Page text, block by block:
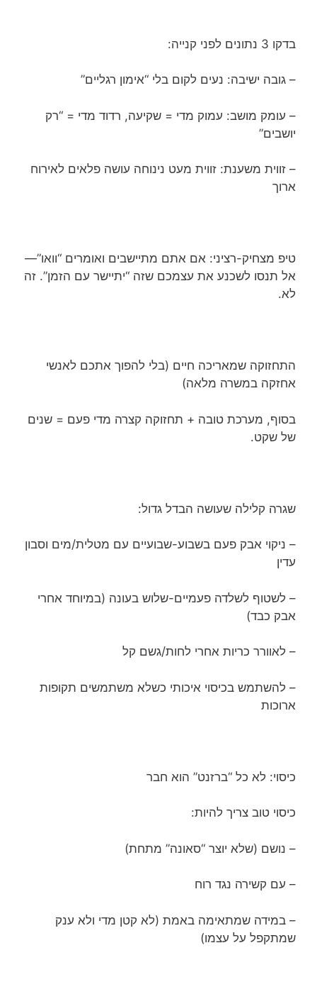
בדקו 3 נתונים לפני קנייה:
– גובה ישיבה: נעים לקום בלי “אימון רגליים”
– עומק מושב: עמוק מדי = שקיעה, רדוד מדי = “רק
יושבים”
– זווית משענת: זווית מעט נינוחה עושה פלאים לאירוח
ארוך
טיפ מצחיק-רציני: אם אתם מתיישבים ואומרים “וואו”—
אל תנסו לשכנע את עצמכם שזה “יתיישר עם הזמן”. זה
לא.
התחזוקה שמאריכה חיים (בלי להפוך אתכם לאנשי
אחזקה במשרה מלאה)
בסוף, מערכת טובה + תחזוקה קצרה מדי פעם = שנים
של שקט.
שגרה קלילה שעושה הבדל גדול:
– ניקוי אבק פעם בשבוע-שבועיים עם מטלית/מים וסבון
עדין
– לשטוף לשלדה פעמיים-שלוש בעונה (במיוחד אחרי
אבק כבד)
– לאוורר כריות אחרי לחות/גשם קל
– להשתמש בכיסוי איכותי כשלא משתמשים תקופות
ארוכות
כיסוי: לא כל “ברזנט” הוא חבר
כיסוי טוב צריך להיות:
– נושם (שלא יוצר “סאונה” מתחת)
– עם קשירה נגד רוח
– במידה שמתאימה באמת (לא קטן מדי ולא ענק
שמתקפל על עצמו)